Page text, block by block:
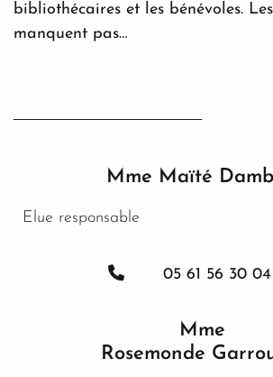
bibliothécaires et les bénévoles.
manquent pas…
Mme Maïté
Elue responsable
05 61 56 30 04
Mme
Rosemonde